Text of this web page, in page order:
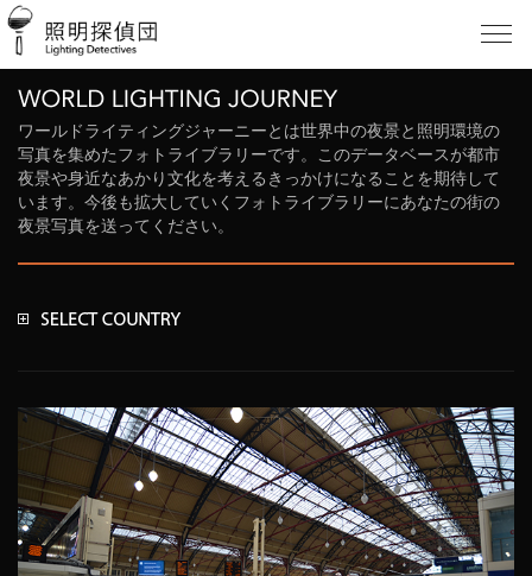
ワールドライティングジャーニーとは世界中の夜景と照明環境の
写真を集めたフォトライブラリーです。このデータベースが都市
夜景や身近なあかり文化を考えるきっかけになることを期待して
います。今後も拡大していくフォトライブラリーにあなたの街の
夜景写真を送ってください。